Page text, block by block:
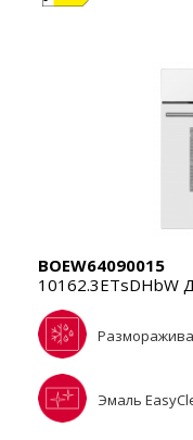
BOEW64090015
10162.3ETsDHbW
Эмаль